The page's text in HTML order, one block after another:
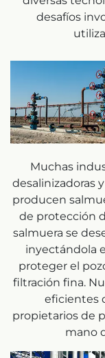
desafíos
Muchas
desalinizadoras
producen
de protección
salmuera se
inyectándola
proteger el
filtración fina.
eficientes
propietarios de
mano